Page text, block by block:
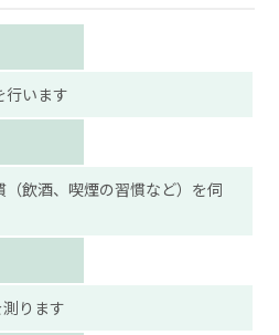
行います
飲酒、喫煙の習慣など）を伺
ります